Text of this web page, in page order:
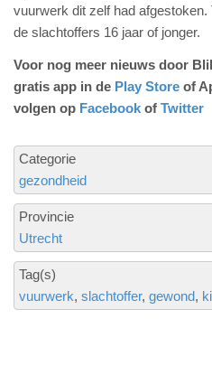
vuurwerk dit zelf had
de slachtoffers 16 jaar of jonger.
Voor nog meer nieuws door
gratis app in de Play Store of
volgen op Facebook of Twitter
Categorie
gezondheid
Provincie
Utrecht
Tag(s)
vuurwerk slachtoffer gewond